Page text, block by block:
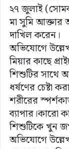
২৭ জুলাই
মা সুমি আক্তার
দাখিল করেন।
অভিযোগে
মিয়ার কাছে
শিশুটির সাথে
ধর্ষণের চেষ্টা
শরীরের
ব্যাপার।কারো
শিশুটিকে খুন
অভিযোগে